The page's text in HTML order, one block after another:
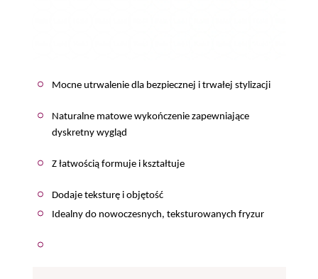
Mocne utrwalenie dla bezpiecznej i trwałej stylizacji
Naturalne matowe wykończenie zapewniające
dyskretny wygląd
Z łatwością formuje i kształtuje
Dodaje teksturę i objętość
Idealny do nowoczesnych, teksturowanych fryzur